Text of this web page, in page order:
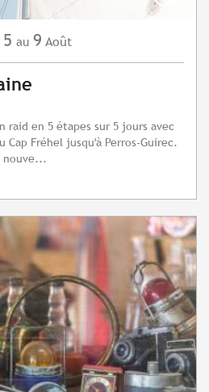
5 au 9 Août
raid en 5 étapes sur 5 jours avec
Cap Fréhel jusqu'à Perros-Guirec.
nouve...